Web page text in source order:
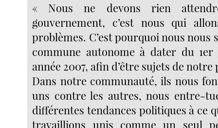
« Nous ne devons rien
gouvernement, c’est nous qui
problèmes. C’est pourquoi nous nous
commune autonome à dater du
année 2007, afin d’être sujets de
Dans notre communauté, ils nous
uns contre les autres, nous entre-
différentes tendances politiques à ce
travaillions unis comme un seul